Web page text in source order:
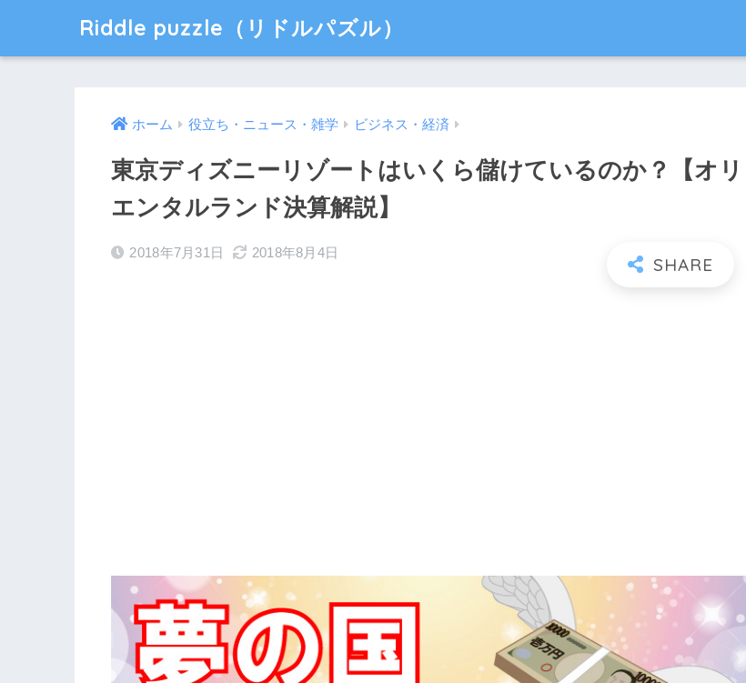
Riddle puzzle（リドルパズル）
ホーム 役立ち・ニュース・雑学 ビジネス・経済
東京ディズニーリゾートはいくら儲けているのか？【オリ
エンタルランド決算解説】
2018年7月31日 2018年8月4日